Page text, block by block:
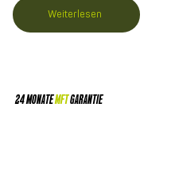
Weiterlesen
24 MONATEMFTGARANTIE